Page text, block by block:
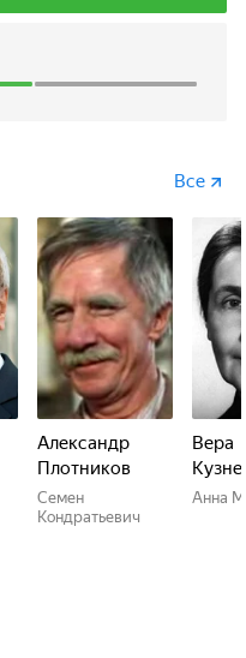
Все
Александр
Плотников
Семен
Кондратьевич
Вера
Анна